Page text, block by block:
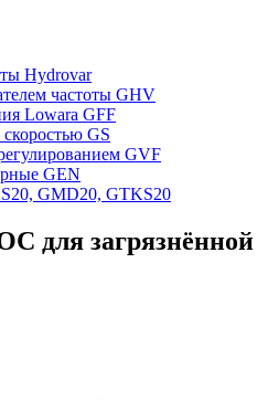
Hydrovar
частоты GHV
Lowara GFF
GS
GVF
GEN
GMD20, GTKS20
для загрязнённой